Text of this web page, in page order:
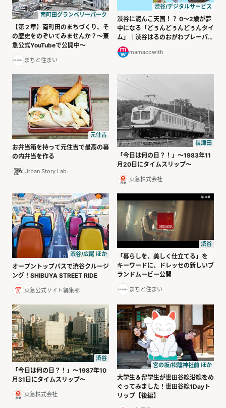
南町田グランベリーパーク
【第２章】南町田のまちづくり、そ
の歴史をのぞいてみませんか？～東
急公式YouTubeで公開中～
まちと住まい
渋谷/デジタルサービス
渋谷に泥んこ天国！？ 0〜2歳が夢
中になる「どぅんどぅんどぅんタイ
ム」｜渋谷はるのおがわプレーパー
ク
mamacowith
元住吉
お弁当箱を持って元住吉で最高の幕
の内弁当を作る
Urban Story Lab.
長津田
「今日は何の日？！」～1983年11
月20日にタイムスリップ～
東急株式会社
渋谷/広尾 ほか
オープントップバスで渋谷クルージ
ング！SHIBUYA STREET RIDE
東急公式サイト編集部
渋谷
「暮らしを、美しく仕立てる」を
キーワードに、ドレッセの新しいブ
ランドムービー公開
まちと住まい
渋谷
「今日は何の日？！」～1987年10
月31日にタイムスリップ～
東急株式会社
宮の坂/松陰神社前 ほか
大学生＆留学生が世田谷線沿線をめ
ぐってみました！世田谷線1Dayト
リップ【後編】